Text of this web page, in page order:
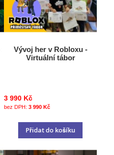
Vývoj her v Robloxu -
Virtuální tábor
3 990 Kč
3 990 Kč
Přidat do košíku